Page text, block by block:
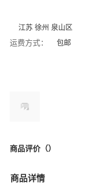
江苏 徐州 泉山区
运费方式： 包邮
商品评价（）
商品详情